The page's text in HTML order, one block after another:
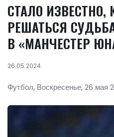
СТАЛО ИЗВЕСТНО,
РЕШАТЬСЯ
В «МАНЧЕСТЕР
26.05.2024
Футбол, Воскресенье, 26 мая